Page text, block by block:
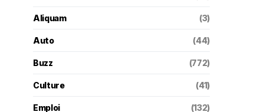
Aliquam (3)
Auto (44)
Buzz (772)
Culture (41)
Emploi (132)